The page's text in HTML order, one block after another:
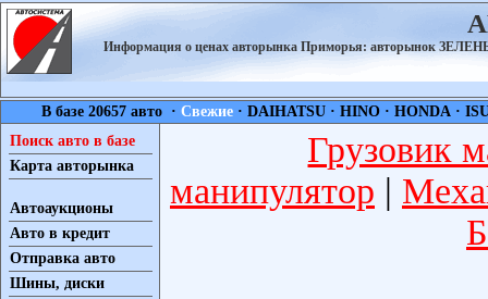
Информация о ценах авторынка Приморья: авторынок
В базе 20657 авто ·Свежие ·DAIHATSU ·HINO ·HONDA ·
Поиск авто в базе
Карта авторынка
Автоаукционы
Авто в кредит
Отправка авто
Шины, диски
Грузовик
манипулятор |